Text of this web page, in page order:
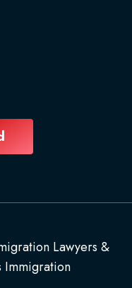
Lawyers &
Immigration